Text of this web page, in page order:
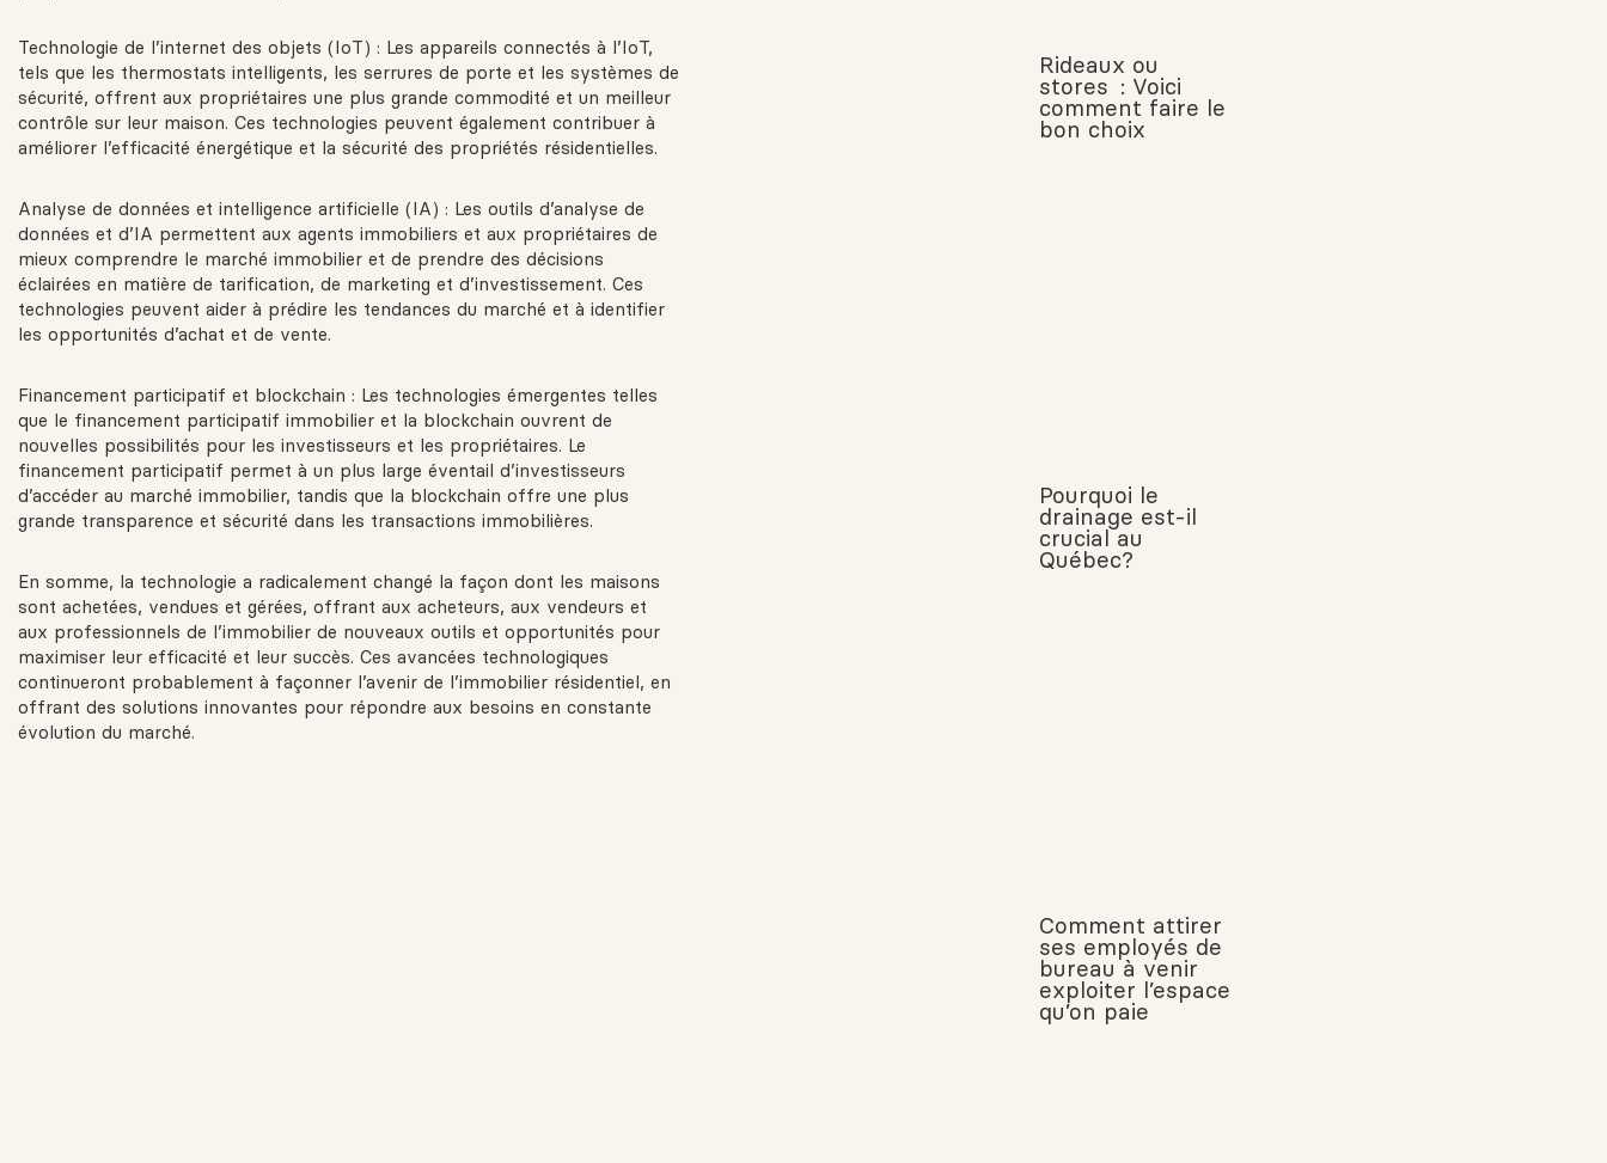
Technologie de l’internet des objets (IoT) : Les appareils connectés à l’IoT,
tels que les thermostats intelligents, les serrures de porte et les systèmes de
sécurité, offrent aux propriétaires une plus grande commodité et un meilleur
contrôle sur leur maison. Ces technologies peuvent également contribuer à
améliorer l’efficacité énergétique et la sécurité des propriétés résidentielles.
Analyse de données et intelligence artificielle (IA) : Les outils d’analyse de
données et d’IA permettent aux agents immobiliers et aux propriétaires de
mieux comprendre le marché immobilier et de prendre des décisions
éclairées en matière de tarification, de marketing et d’investissement. Ces
technologies peuvent aider à prédire les tendances du marché et à identifier
les opportunités d’achat et de vente.
Financement participatif et blockchain : Les technologies émergentes telles
que le financement participatif immobilier et la blockchain ouvrent de
nouvelles possibilités pour les investisseurs et les propriétaires. Le
financement participatif permet à un plus large éventail d’investisseurs
d’accéder au marché immobilier, tandis que la blockchain offre une plus
grande transparence et sécurité dans les transactions immobilières.
En somme, la technologie a radicalement changé la façon dont les maisons
sont achetées, vendues et gérées, offrant aux acheteurs, aux vendeurs et
aux professionnels de l’immobilier de nouveaux outils et opportunités pour
maximiser leur efficacité et leur succès. Ces avancées technologiques
continueront probablement à façonner l’avenir de l’immobilier résidentiel, en
offrant des solutions innovantes pour répondre aux besoins en constante
évolution du marché.
Rideaux ou
stores : Voici
comment faire le
bon choix
Pourquoi le
drainage est-il
crucial au
Québec?
Comment attirer
ses employés de
bureau à venir
exploiter l’espace
qu’on paie